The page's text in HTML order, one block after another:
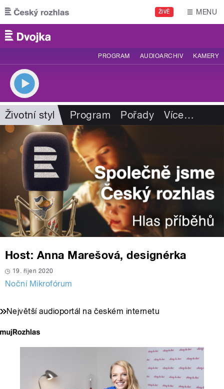
Přejít k hlavnímu obsahu
ŽIVĚ MENU
PROGRAM AUDIOARCHIV KAMERY
Životní styl Program Pořady Více…
Host: Anna Marešová, designérka
19. říjen 2020
Noční Mikrofórum
Největší audioportál na českém internetu